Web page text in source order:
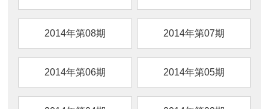
2014年第08期 2014年第07期
2014年第06期 2014年第05期